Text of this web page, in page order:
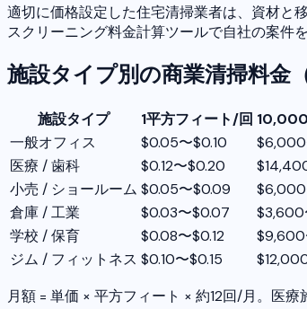
適切に価格設定した住宅清掃業者は、資材と
スクリーニング料金計算ツールで自社の案件
施設タイプ別の商業清掃料金
施設タイプ 1平方フィート/回 10,000
一般オフィス
$0.05〜$0.10
$6,000
医療 / 歯科
$0.12〜$0.20
小売 / ショールーム $0.05〜$0.09
$6,000
倉庫 / 工業
$0.03〜$0.07
学校 / 保育
$0.08〜$0.12
ジム / フィットネス $0.10〜$0.15
月額 = 単価 × 平方フィート × 約12回/月。医